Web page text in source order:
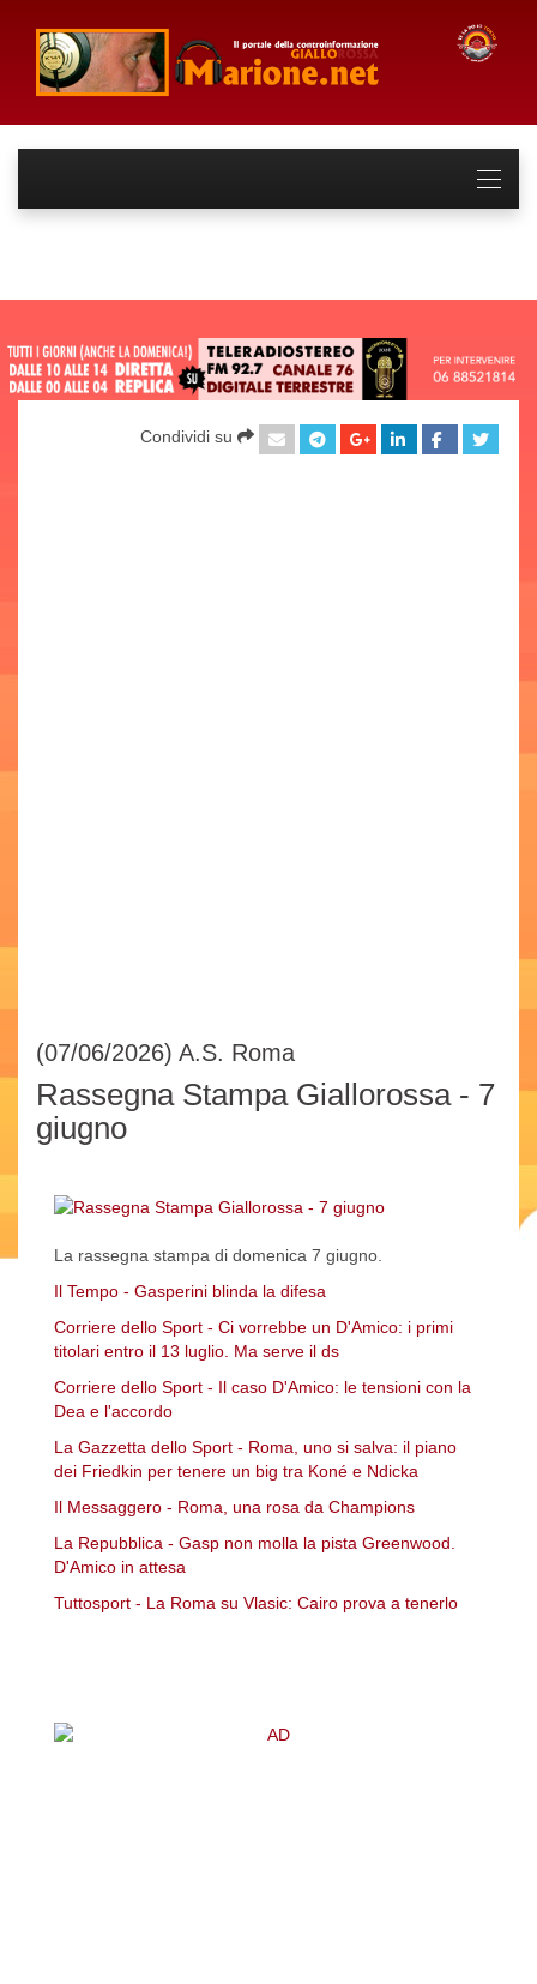
Condividi su
(07/06/2026) A.S. Roma
Rassegna Stampa Giallorossa - 7
giugno
La rassegna stampa di domenica 7 giugno.
Il Tempo - Gasperini blinda la difesa
Corriere dello Sport - Ci vorrebbe un D'Amico: i primi
titolari entro il 13 luglio. Ma serve il ds
Corriere dello Sport - Il caso D'Amico: le tensioni con la
Dea e l'accordo
La Gazzetta dello Sport - Roma, uno si salva: il piano
dei Friedkin per tenere un big tra Koné e Ndicka
Il Messaggero - Roma, una rosa da Champions
La Repubblica - Gasp non molla la pista Greenwood.
D'Amico in attesa
Tuttosport - La Roma su Vlasic: Cairo prova a tenerlo